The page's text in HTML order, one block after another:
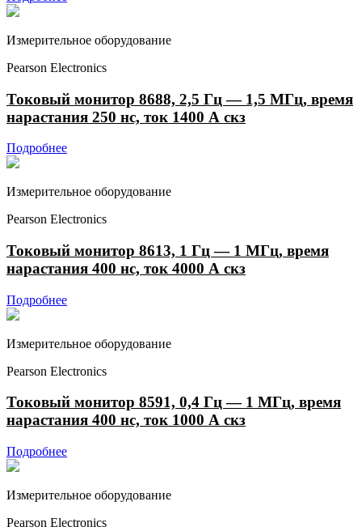
Измерительное оборудование
Pearson Electronics
Токовый монитор 8688, 2,5 Гц — 1,5 МГц, время
нарастания 250 нс, ток 1400 А скз
Подробнее
Измерительное оборудование
Pearson Electronics
Токовый монитор 8613, 1 Гц — 1 МГц, время
нарастания 400 нс, ток 4000 А скз
Подробнее
Измерительное оборудование
Pearson Electronics
Токовый монитор 8591, 0,4 Гц — 1 МГц, время
нарастания 400 нс, ток 1000 А скз
Подробнее
Измерительное оборудование
Pearson Electronics